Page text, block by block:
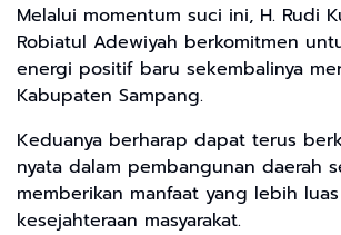
Melalui momentum suci ini, H. Rudi
Robiatul Adewiyah berkomitmen
energi positif baru sekembalinya
Kabupaten Sampang.
Keduanya berharap dapat terus
nyata dalam pembangunan daerah
memberikan manfaat yang lebih
kesejahteraan masyarakat.